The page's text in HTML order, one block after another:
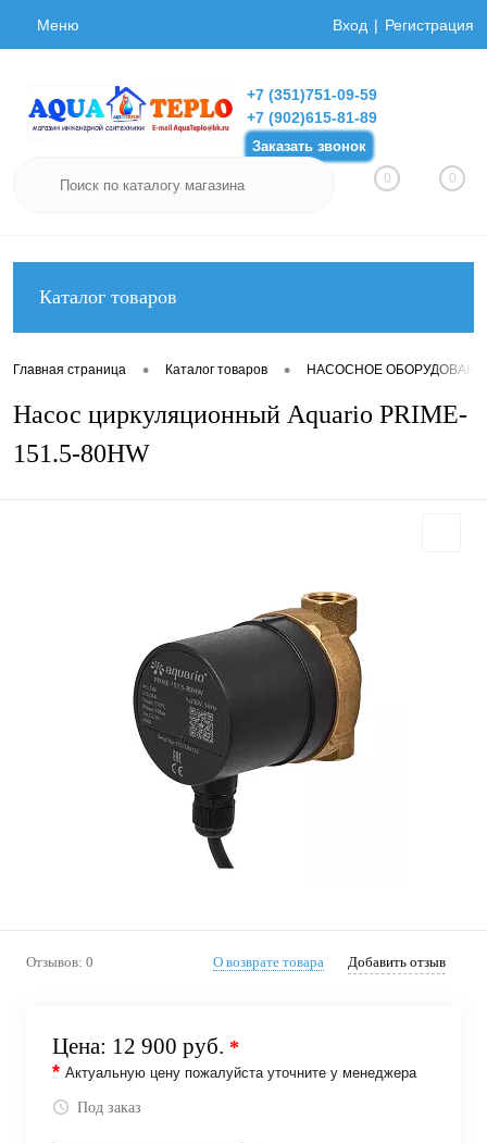
Меню Вход Регистрация
+7 (351)751-09-59
+7 (902)615-81-89
Заказать звонок
0 0
Каталог товаров
Главная страница • Каталог товаров • НАСОСНОЕ
Насос циркуляционный Aquario PRIME-
151.5-80HW
Отзывов: 0 О возврате товара Добавить отзыв
Цена: 12 900 руб. *
* Актуальную цену пожалуйста уточните у менеджера
Под заказ